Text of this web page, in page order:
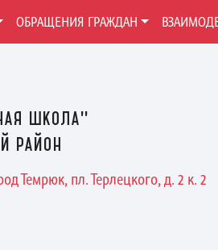
школа"
район
Темрюк, пл. Терлецкого, д. 2 к. 2
ОБРАЩЕНИЯ ГРАЖДАН